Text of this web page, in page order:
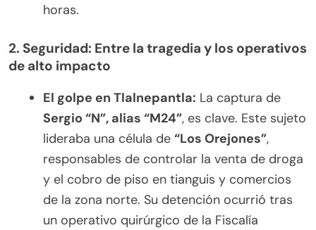
horas.
2. Seguridad: Entre la tragedia y los operativos
de alto impacto
El golpe en Tlalnepantla: La captura de
Sergio “N”, alias “M24”, es clave. Este sujeto
lideraba una célula de “Los Orejones”,
responsables de controlar la venta de droga
y el cobro de piso en tianguis y comercios
de la zona norte. Su detención ocurrió tras
un operativo quirúrgico de la Fiscalía